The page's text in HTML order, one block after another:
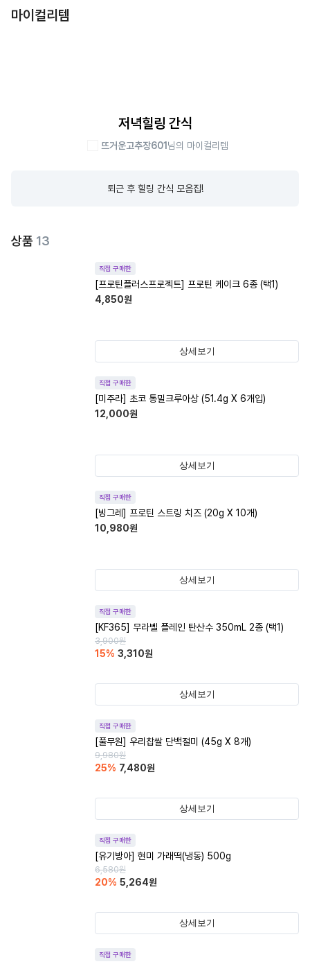
마이컬리템
저녁힐링 간식
뜨거운고추장601 님의 마이컬리템
퇴근 후 힐링 간식 모음집!
상품 13
직접 구매한
[프로틴플러스프로젝트] 프로틴 케이크 6종 (택1)
4,850원
상세보기
직접 구매한
[미주라] 초코 통밀크루아상 (51.4g X 6개입)
12,000원
상세보기
직접 구매한
[빙그레] 프로틴 스트링 치즈 (20g X 10개)
10,980원
상세보기
직접 구매한
[KF365] 무라벨 플레인 탄산수 350mL 2종 (택1)
3,900원
15% 3,310원
상세보기
직접 구매한
[풀무원] 우리찹쌀 단백절미 (45g X 8개)
9,980원
25% 7,480원
상세보기
직접 구매한
[유기방아] 현미 가래떡(냉동) 500g
6,580원
20% 5,264원
상세보기
직접 구매한